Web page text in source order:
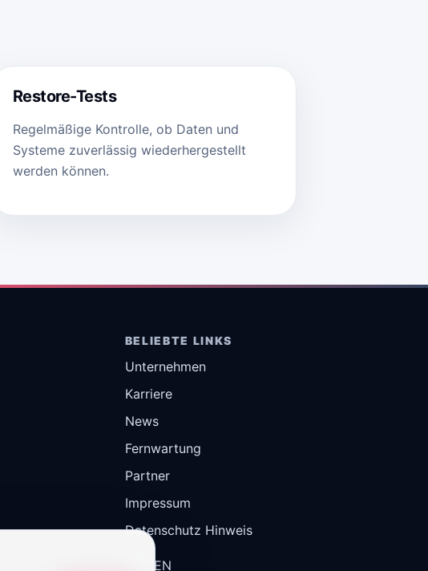
Restore-Tests
Regelmäßige Kontrolle, ob Daten und
Systeme zuverlässig wiederhergestellt
werden können.
BELIEBTE LINKS
Unternehmen
Karriere
News
Fernwartung
Partner
Impressum
Datenschutz Hinweis
EN